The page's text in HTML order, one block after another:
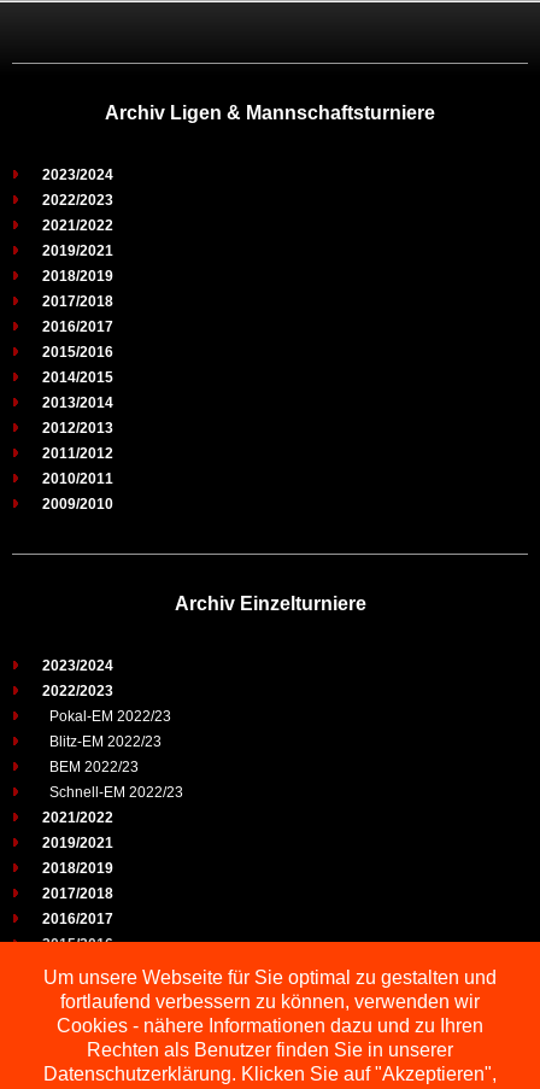
Archiv Ligen & Mannschaftsturniere
2023/2024
2022/2023
2021/2022
2019/2021
2018/2019
2017/2018
2016/2017
2015/2016
2014/2015
2013/2014
2012/2013
2011/2012
2010/2011
2009/2010
Archiv Einzelturniere
2023/2024
2022/2023
Pokal-EM 2022/23
Blitz-EM 2022/23
BEM 2022/23
Schnell-EM 2022/23
2021/2022
2019/2021
2018/2019
2017/2018
2016/2017
2015/2016
2014/2015
2013/2014
2012/2013
2011/2012
2010/2011
Um unsere Webseite für Sie optimal zu gestalten und
fortlaufend verbessern zu können, verwenden wir
Cookies - nähere Informationen dazu und zu Ihren
Rechten als Benutzer finden Sie in unserer
Datenschutzerklärung. Klicken Sie auf "Akzeptieren",